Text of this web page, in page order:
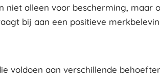
niet alleen voor bescherming,
bij aan een positieve
voldoen aan verschillende